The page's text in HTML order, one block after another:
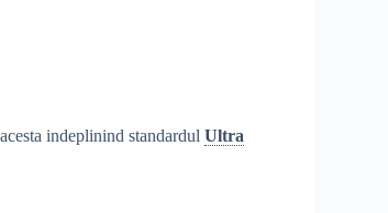
indeplinind standardulUltra